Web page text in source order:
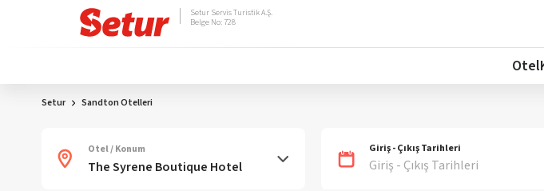
Setur Servis Turistik A.Ş.
Belge No: 728
Otel
Setur Sandton Otelleri
Otel / Konum Giriş - Çıkış Tarihleri
Giriş - Çıkış Tarihleri